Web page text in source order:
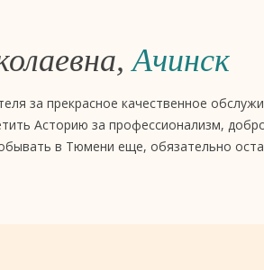
Ачинск
за прекрасное качественное
Асторию за профессионализм,
в Тюмени еще, обязательно